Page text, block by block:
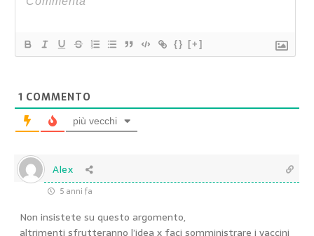
{} [+]
1 COMMENTO
più vecchi
Alex
5 anni fa
Non insistete su questo argomento,
altrimenti sfrutteranno l’idea x faci somministrare i vaccini